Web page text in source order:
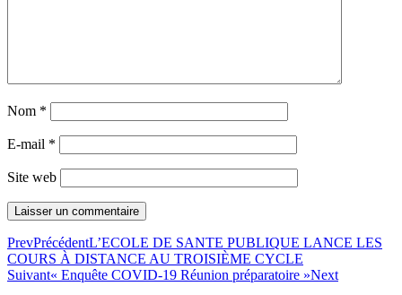
Nom *
E-mail *
Site web
PrevPrécédentL’ECOLE DE SANTE PUBLIQUE LANCE LES
COURS À DISTANCE AU TROISIÈME CYCLE
Suivant« Enquête COVID-19 Réunion préparatoire »Next